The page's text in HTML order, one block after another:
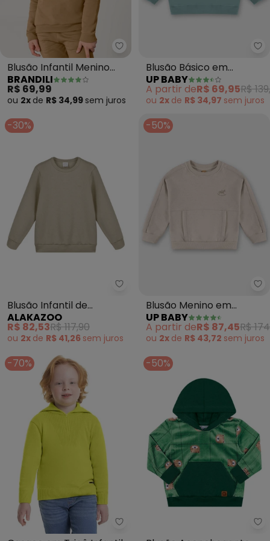
Brandili - Blusão Infantil
Blusão Infantil Menino
(Marrom)
BRANDILI
R$ 69,99
ou 2x de R$ 34,99 sem juros
Blusão Básico em
Moletom Menino (Azul)
UP BABY
A partir deR$ 69,95R$
ou 2x de R$ 34,97 sem juros
-30%
Alakazoo - Blusão Infantil de
Blusão Infantil de
Moletom Menino (Bege)
ALAKAZOO
R$ 82,53R$ 117,90
ou 2x de R$ 41,26 sem juros
-50%
Blusão Menino em
Moletom Linho (Bege)
UP BABY
A partir deR$ 87,45R$
ou 2x de R$ 43,72 sem juros
-70%
Quimby - Casaco em Tricô
-50%